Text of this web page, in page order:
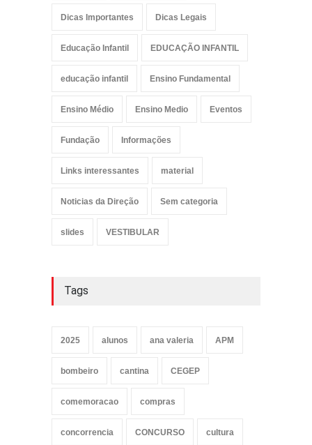
Dicas Importantes Dicas Legais
Educação Infantil EDUCAÇÃO INFANTIL
educação infantil Ensino Fundamental
Ensino Médio Ensino Medio Eventos
Fundação Informações
Links interessantes material
Noticias da Direção Sem categoria
slides VESTIBULAR
Tags
2025 alunos ana valeria APM
bombeiro cantina CEGEP
comemoracao compras
concorrencia CONCURSO cultura